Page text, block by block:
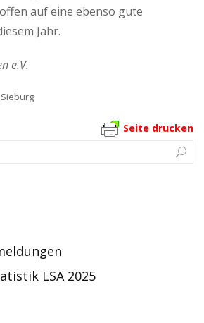
auf eine ebenso gute
Jahr.
e.V.
Seite drucken
LSA 2025